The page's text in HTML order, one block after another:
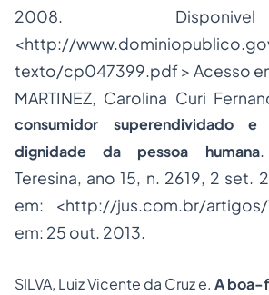
2008.
<http://
texto/cp047399.pdf> Acesso
MARTINEZ, Carolina Curi
consumidor superendividado
dignidade da pessoa humana
Teresina, ano 15, n. 2619, 2 set.
em: <http://jus.com.br/artigos/
em: 25 out. 2013.
SILVA, Luiz Vicente da Cruz e. A boa-